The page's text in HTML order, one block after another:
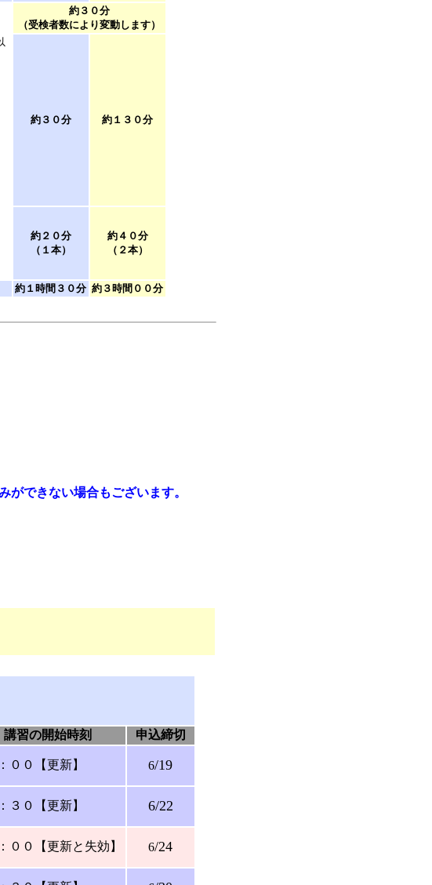
約３０分
（受検者数により変動します）
約３０分 約１３０分
約２０分
（１本）
約４０分
（２本）
約１時間３０分 約３時間００分
ができない場合もございます。
講習の開始時刻 申込締切
００【更新】 6/19
３０【更新】 6/22
００ 【更新と失効】 6/24